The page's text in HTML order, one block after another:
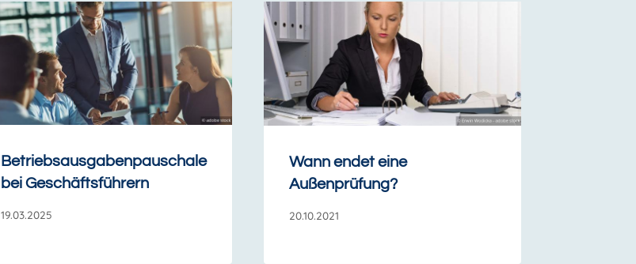
Betriebsausgabenpauschale
bei Geschäftsführern
19.03.2025
Wann endet eine
Außenprüfung?
20.10.2021